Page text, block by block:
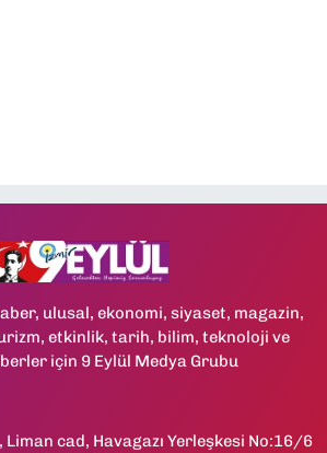
ulusal, ekonomi, siyaset, magazin,
etkinlik, tarih, bilim, teknoloji ve
için 9 Eylül Medya Grubu
Liman cad, Havagazı Yerleşkesi No:16/6